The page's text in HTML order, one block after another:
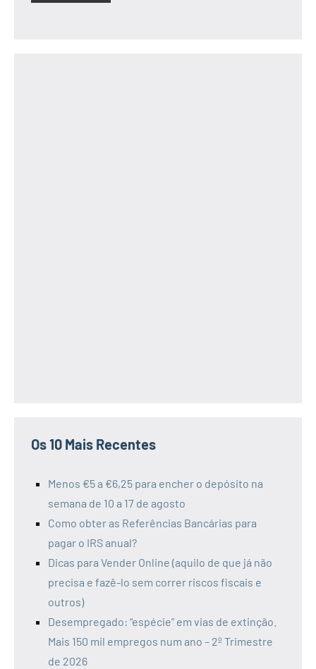
Os 10 Mais Recentes
Menos €5 a €6,25 para encher o depósito na
semana de 10 a 17 de agosto
Como obter as Referências Bancárias para
pagar o IRS anual?
Dicas para Vender Online (aquilo de que já não
precisa e fazê-lo sem correr riscos fiscais e
outros)
Desempregado: “espécie” em vias de extinção.
Mais 150 mil empregos num ano – 2º Trimestre
de 2026